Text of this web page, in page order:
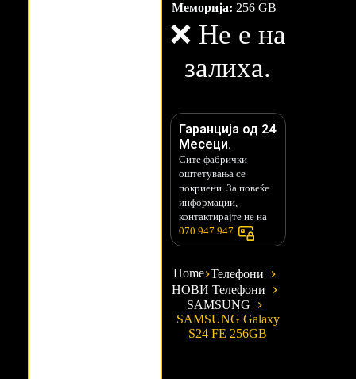
Меморија: 256 GB
❌ Не е на
залиха.
Гаранција од 24
Месеци.
Сите фабрички
оштетувања се
покриени. За повеќе
информации,
контактирајте не на
070 947 947.
Home Телефони
НОВИ Телефони
SAMSUNG
SAMSUNG Galaxy
S24 FE 256GB